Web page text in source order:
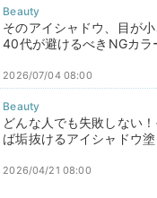
そのアイシャドウ、目が小
40代が避けるべきNGカラ
2026/07/04 08:00
どんな人でも失敗しない
ば垢抜けるアイシャドウ
2026/04/21 08:00